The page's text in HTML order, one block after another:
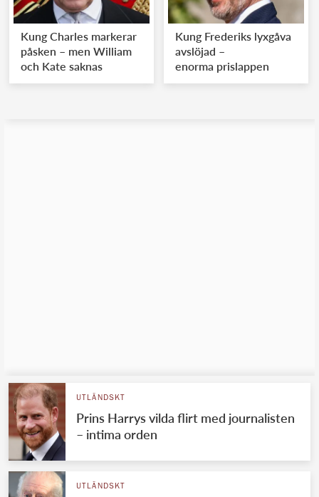
Kung Charles markerar
påsken – men William
och Kate saknas
Kung Frederiks lyxgåva
avslöjad –
enorma prislappen
UTLÄNDSKT
Prins Harrys vilda flirt med journalisten
– intima orden
UTLÄNDSKT